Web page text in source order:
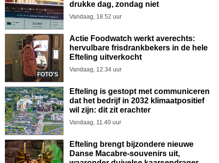
drukke dag, zondag niet
Vandaag, 18.52 uur
FOTO'S
Actie Foodwatch werkt averechts:
hervulbare frisdrankbekers in de hele
Efteling uitverkocht
Vandaag, 12.34 uur
Efteling is gestopt met communiceren
dat het bedrijf in 2032 klimaatpositief
wil zijn: dit zit erachter
Vandaag, 11.40 uur
Efteling brengt bijzondere nieuwe
Danse Macabre-souvenirs uit,